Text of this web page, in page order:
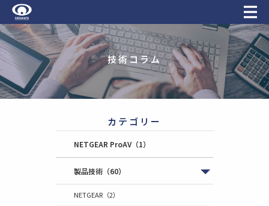
技術コラム
カテゴリー
NETGEAR ProAV（1）
製品技術 （60）
NETGEAR （2）